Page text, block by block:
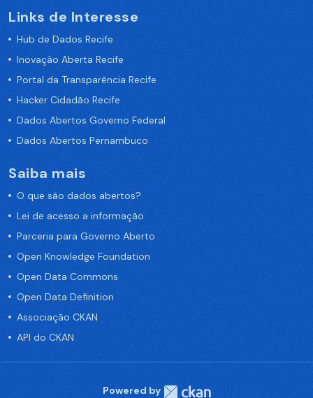
Links de Interesse
Hub de Dados Recife
Inovação Aberta Recife
Portal da Transparência Recife
Hacker Cidadão Recife
Dados Abertos Governo Federal
Dados Abertos Pernambuco
Saiba mais
O que são dados abertos?
Lei de acesso a informação
Parceria para Governo Aberto
Open Knowledge Foundation
Open Data Commons
Open Data Definition
Associação CKAN
API do CKAN
Powered by